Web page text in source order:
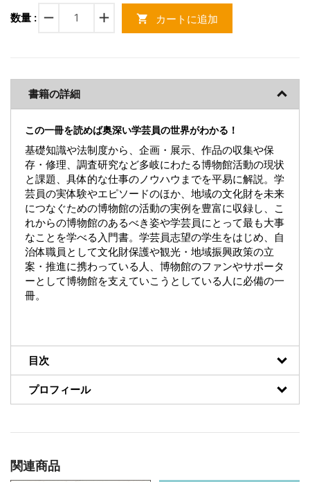
数量 : remove add shopping_cart カートに追加
書籍の詳細
この一冊を読めば奥深い学芸員の世界がわかる！
基礎知識や法制度から、企画・展示、作品の収集や保
存・修理、調査研究など多岐にわたる博物館活動の現状
と課題、具体的な仕事のノウハウまでを平易に解説。学
芸員の実体験やエピソードのほか、地域の文化財を未来
につなぐための博物館の活動の実例を豊富に収録し、こ
れからの博物館のあるべき姿や学芸員にとって最も大事
なことを学べる入門書。学芸員志望の学生をはじめ、自
治体職員として文化財保護や観光・地域振興政策の立
案・推進に携わっている人、博物館のファンやサポータ
ーとして博物館を支えていこうとしている人に必備の一
冊。
目次
プロフィール
関連商品